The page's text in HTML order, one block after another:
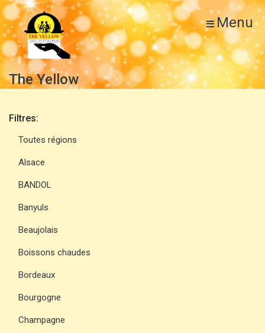
Menu
The Yellow
Filtres:
Toutes régions
Alsace
BANDOL
Banyuls
Beaujolais
Boissons chaudes
Bordeaux
Bourgogne
Champagne